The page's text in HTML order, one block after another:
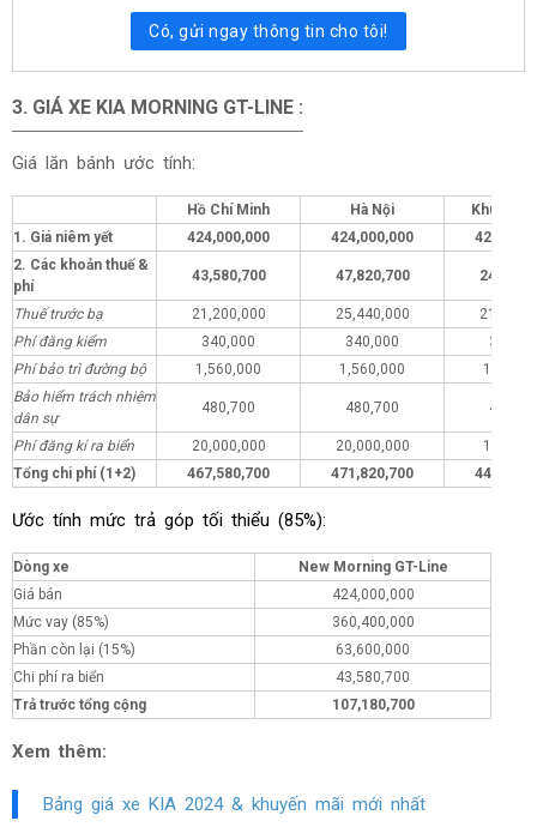
Có, gửi ngay thông tin cho tôi!
3. GIÁ XE KIA MORNING GT-LINE :
Giá lăn bánh ước tính:
Hồ Chí Minh Hà Nội
Khu vực
1. Giá niêm yết
424,000,000 424,000,000
2. Các khoản thuế &
phí
43,580,700 47,820,700
Thuế trước bạ 21,200,000 25,440,000
Phí đăng kiểm
340,000 340,000
Phí bảo trì đường bộ
1,560,000 1,560,000
Bảo hiểm trách nhiệm
dân sự
480,700 480,700
Phí đăng kí ra biển 20,000,000 20,000,000
Tổng chi phí (1+2)
467,580,700 471,820,700
Ước tính mức trả góp tối thiểu (85%):
Dòng xe
New Morning GT-Line
Giá bán
424,000,000
Mức vay (85%)
360,400,000
Phần còn lại (15%)
63,600,000
Chi phí ra biển
43,580,700
Trả trước tổng cộng
107,180,700
Xem thêm:
Bảng giá xe KIA 2024 & khuyến mãi mới nhất